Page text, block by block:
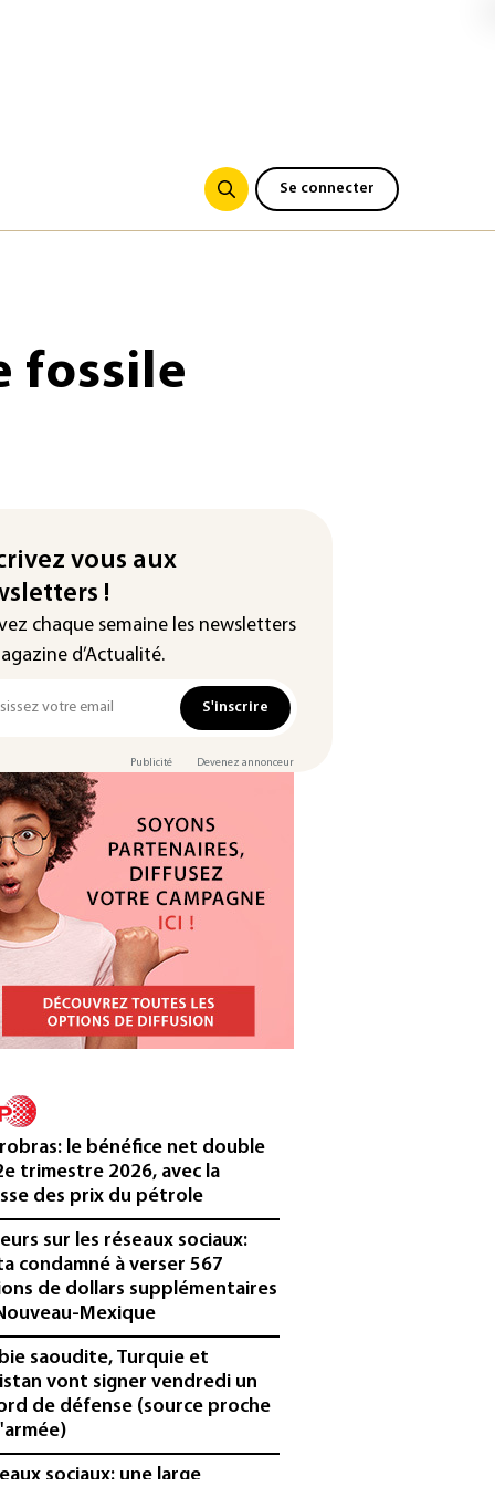
Se connecter
fossile
vous aux
!
chaque semaine les newsletters
d’Actualité.
S'inscrire
Publicité Devenez annonceur
le bénéfice net double
trimestre 2026, avec la
des prix du pétrole
sur les réseaux sociaux:
condamné à verser 567
de dollars supplémentaires
Mexique
saoudite, Turquie et
vont signer vendredi un
de défense (source proche
sociaux: une large